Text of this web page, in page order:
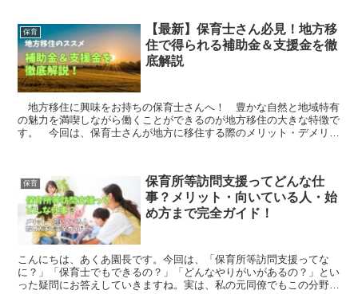
保育
【最新】保育士さん必見！地方移
住で得られる補助金＆支援金を徹
底解説
地方移住に興味をお持ちの保育士さんへ！ 豊かな自然と地域特有
の魅力を満喫しながら働くことができるのが地方移住の大きな特徴で
す。 今回は、保育士さんが地方に移住する際のメリット・デメリッ
保育
保育所等訪問支援ってどんな仕
事？メリット・向いている人・始
め方まで完全ガイド！
こんにちは、あくあ園長です。今回は、「保育所等訪問支援ってな
に？」「保育士でもできるの？」「どんなやりがいがあるの？」とい
った疑問にお答えしていきますね。実は、私の元同僚でもこの分野に